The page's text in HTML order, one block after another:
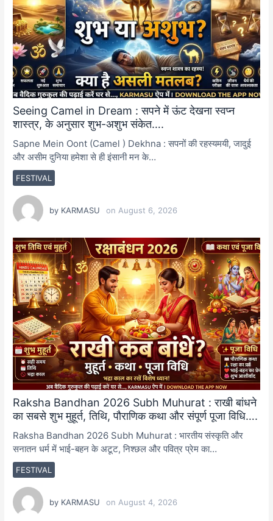
Seeing Camel in Dream : सपने में ऊंट देखना स्वप्न
शास्त्र, के अनुसार शुभ-अशुभ संकेत….
FESTIVAL
Sapne Mein Oont (Camel ) Dekhna : सपनों की रहस्यमयी, जादुई
और असीम दुनिया हमेशा से ही इंसानी मन के…
by KARMASU on August 6, 2026
Raksha Bandhan 2026 Subh Muhurat : राखी बांधने
का सबसे शुभ मुहूर्त, तिथि, पौराणिक कथा और संपूर्ण पूजा विधि….
FESTIVAL
Raksha Bandhan 2026 Subh Muhurat : भारतीय संस्कृति और
सनातन धर्म में भाई-बहन के अटूट, निश्छल और पवित्र प्रेम का…
by KARMASU on August 4, 2026